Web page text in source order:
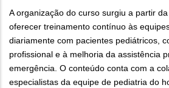
A organização do curso surgiu a partir
oferecer treinamento contínuo às
diariamente com pacientes pediátricos,
profissional e à melhoria da assistência
emergência. O conteúdo conta com a
especialistas da equipe de pediatria do